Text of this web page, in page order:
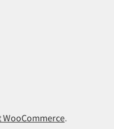
WooCommerce.